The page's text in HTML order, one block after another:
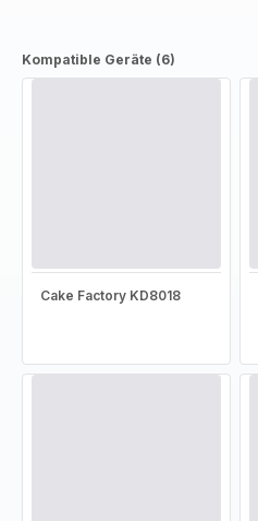
Kompatible Geräte (6)
Cake Factory KD8018